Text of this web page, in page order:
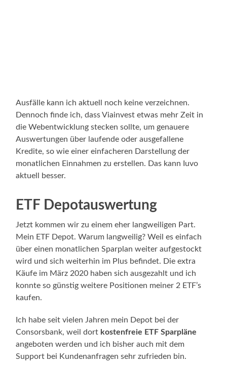
Ausfälle kann ich aktuell noch keine verzeichnen.
Dennoch finde ich, dass Viainvest etwas mehr Zeit in
die Webentwicklung stecken sollte, um genauere
Auswertungen über laufende oder ausgefallene
Kredite, so wie einer einfacheren Darstellung der
monatlichen Einnahmen zu erstellen. Das kann Iuvo
aktuell besser.
ETF Depotauswertung
Jetzt kommen wir zu einem eher langweiligen Part.
Mein ETF Depot. Warum langweilig? Weil es einfach
über einen monatlichen Sparplan weiter aufgestockt
wird und sich weiterhin im Plus befindet. Die extra
Käufe im März 2020 haben sich ausgezahlt und ich
konnte so günstig weitere Positionen meiner 2 ETF’s
kaufen.
Ich habe seit vielen Jahren mein Depot bei der
Consorsbank, weil dort kostenfreie ETF Sparpläne
angeboten werden und ich bisher auch mit dem
Support bei Kundenanfragen sehr zufrieden bin.